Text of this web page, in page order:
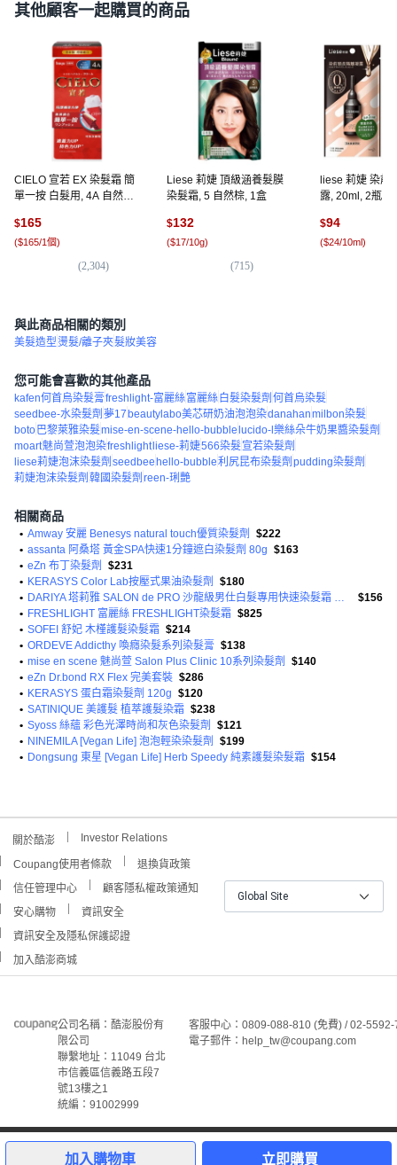
加入購物車 立即購買
其他顧客一起購買的商品
CIELO 宣若 EX 染髮霜 簡
單一按 白髮用, 4A 自然灰
$165
($165/1個)
(2,304)
Liese 莉婕 頂級涵養髮膜
染髮霜, 5 自然棕, 1盒
$132
($17/10g)
(715)
liese 莉婕 染前
露, 20ml, 2瓶
$94
($24/10ml)
與此商品相關的類別
美髮造型燙髮/離子夾髮妝美容
您可能會喜歡的其他產品
kafen何首烏染髮膏freshlight-富麗絲富麗絲白髮染髮劑 何首烏染髮
seedbee-水染髮劑 夢17beautylabo美芯研奶油泡泡染danahanmilbon染髮
boto 巴黎萊雅染髮mise-en-scene-hello-bubblelucido-l樂絲朵牛奶果醬染髮劑
moart魅尚萱泡泡染freshlightliese-莉婕566染髮宣若染髮劑
liese莉婕泡沫染髮劑 seedbeehello-bubble利尻昆布染髮劑 pudding染髮劑
莉婕泡沫染髮劑 韓國染髮劑 reen-琍艷
相關商品
• Amway 安麗 Benesys natural touch優質染髮劑
$222
• assanta 阿桑塔 黃金SPA快速1分鐘遮白染髮劑 80g $163
• eZn 布丁染髮劑
$231
• KERASYS Color Lab按壓式果油染髮劑
$180
•
$156
• FRESHLIGHT 富麗絲 FRESHLIGHT染髮霜 $825
• SOFEI 舒妃 木槿護髮染髮霜 $214
• ORDEVE Addicthy 喚癮染髮系列染髮膏 $138
• mise en scene 魅尚萱 Salon Plus Clinic 10系列染髮劑
$140
• eZn Dr.bond RX Flex 完美套裝 $286
• KERASYS 蛋白霜染髮劑 120g $120
• SATINIQUE 美護髮 植萃護髮染霜 $238
• Syoss 絲蘊 彩色光澤時尚和灰色染髮劑
$121
• NINEMILA [Vegan Life] 泡泡輕染染髮劑
$199
• Dongsung 東星 [Vegan Life] Herb Speedy 純素護髮染髮霜 $154
關於酷澎 Investor Relations
Coupang使用者條款
退換貨政策
信任管理中心
顧客隱私權政策通知
安心購物
資訊安全
資訊安全及隱私保護認證
加入酷澎商城
Global Site
公司名稱：酷澎股份有
限公司
聯繫地址：11049 台北
市信義區信義路五段7
號13樓之1
統編：91002999
客服中心：0809-088-810 (免費) / 02-
電子郵件：help_tw@coupang.com
©Coupang Taiwan Co., Ltd. 保留所有權利。
本網站上顯示的所有商標、標誌和服務標誌均為酷澎股份有
限公司和/或其在美國和其他國家/地區註冊之關聯公司之所